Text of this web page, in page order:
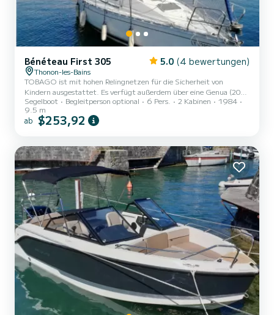
Bénéteau First 305 5.0 (4 bewertungen)
Thonon-les-Bains
TOBAGO ist mit hohen Relingnetzen für die Sicherheit von
Kindern ausgestattet. Es verfügt außerdem über eine Genua (2018
gewechselt), ausgerüstet mit Rollreffanlage; einem Rollgroßbaum
"Profurl MK0" mit starrem Unterliek (Verstellzylinder 2021
gewechselt); einem Walder-Großbaum-Bremssystem; einem
zu weit von meinem Zuhause entfernt ist, um am selben Tag 2 Hin-
und Rückfah...
Segelboot Begleitperson optional 6 Pers. 2 Kabinen
1984
9.5 m
ab $253,92